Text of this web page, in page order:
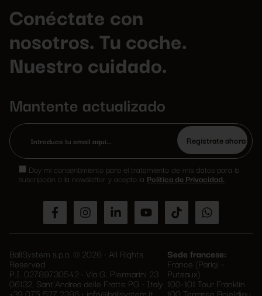
Conéctate con
nosotros. Tu coche.
Nuestro cuidado.
Mantente actualizado
Por
favor,
deja
vacío.
Doy mi consentimiento para el tratamiento de mis datos para la
suscripción a la newsletter y acepto la Política de Privacidad.
BallSystem s.p.a. © 2026 • All Rights
Reserved
P.I. 02789730542 • Via G. Piermarini 23
06132, Sant'Andrea delle Fratte PG • Italy
Sede francese:
France (Parigi -
Puteaux)
100-101 Tour Franklin